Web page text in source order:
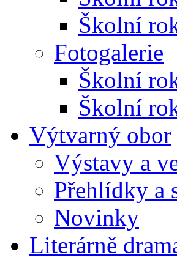
Školní
Fotogalerie
Školní
Školní
Výtvarný obor
Výstavy a
Přehlídky a
Novinky
Literárně